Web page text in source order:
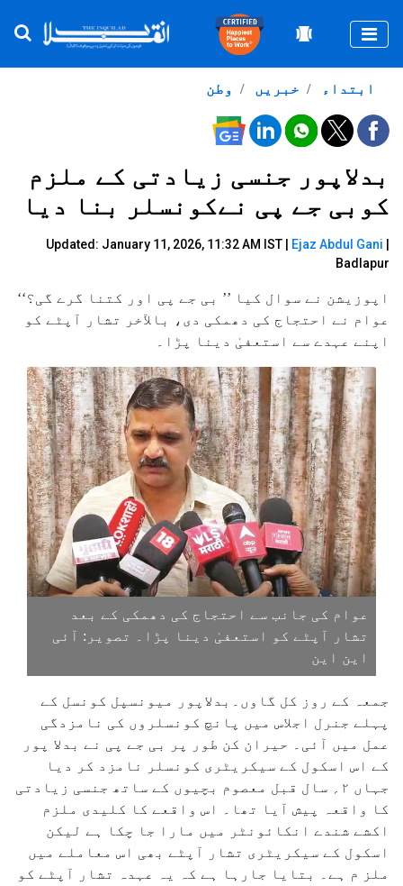
وطن خبریں ابتداء
بدلاپور جنسی زیادتی کے ملزم
کوبی جے پی نےکونسلر بنا دیا
Updated: January 11, 2026, 11:32 AM IST | Ejaz Abdul Gani
Badlapur
اپوزیشن نے سوال کیا ’’ بی جے پی اور کتنا گرے گی؟‘‘
عوام نے احتجاج کی دھمکی دی، بالآخر تشار آپٹے کو
اپنے عہدے سے استعفیٰ دینا پڑا۔
عوام کی جانب سے احتجاج کی دھمکی کے بعد
تشار آپٹے کو استعفیٰ دینا پڑا۔ تصویر: آئی
این این
جمعہ کے روز کل گاوں۔بدلاپور میونسپل کونسل کے
پہلے جنرل اجلاس میں پانچ کونسلروں کی نامزدگی
عمل میں آئی۔ حیران کن طور پر بی جے پی نے بدلا پور
کے اس اسکول کے سیکریٹری کونسلر نامزد کر دیا
جہاں ۲؍ سال قبل معصوم بچیوں کے ساتھ جنسی زیادتی
کا واقعہ پیش آیا تھا۔ اس واقعے کا کلیدی ملزم
اکشے شندے انکائونٹر میں مارا جا چکا ہے لیکن
اسکول کے سیکریٹری تشار آپٹے بھی اس معاملے میں
ملز م ہے۔ بتایا جارہا ہے کہ یہ عہدہ تشار آپٹے کو